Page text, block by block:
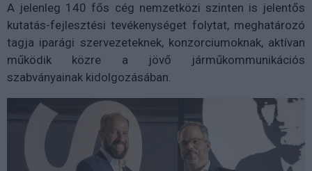
A jelenleg 140 fős cég nemzetközi szinten is jelentős
kutatás-fejlesztési tevékenységet folytat, meghatározó
tagja iparági szervezeteknek, konzorciumoknak, aktívan
működik közre a jövő járműkommunikációs
szabványainak kidolgozásában.